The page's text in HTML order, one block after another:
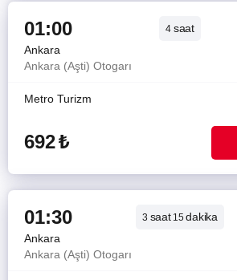
01:00 4 saat
Ankara
Ankara (Aşti) Otogarı
Metro Turizm
692₺
01:30 3 saat15dakika
Ankara
Ankara (Aşti) Otogarı